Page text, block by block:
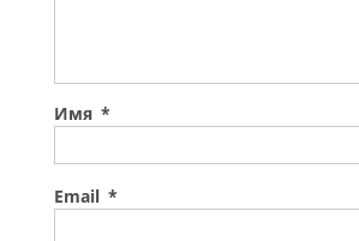
Имя *
Email *